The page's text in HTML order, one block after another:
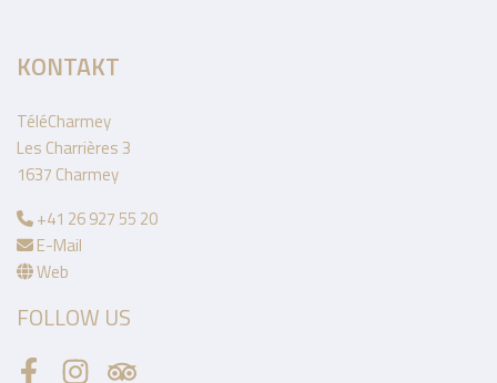
KONTAKT
TéléCharmey
Les Charrières 3
1637 Charmey
+41 26 927 55 20
E-Mail
Web
FOLLOW US